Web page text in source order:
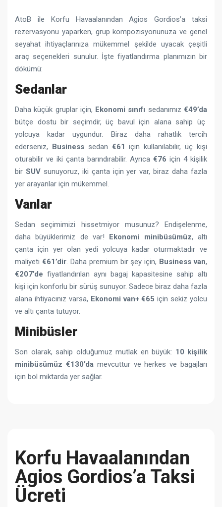
AtoB ile Korfu Havaalanından Agios Gordios’a taksi
rezervasyonu yaparken, grup kompozisyonunuza ve genel
seyahat ihtiyaçlarınıza mükemmel şekilde uyacak çeşitli
araç seçenekleri sunulur. İşte fiyatlandırma planımızın bir
dökümü:
Sedanlar
Daha küçük gruplar için, Ekonomi sınıfı sedanımız€49’da
bütçe dostu bir seçimdir, üç bavul için alana sahip üç
yolcuya kadar uygundur. Biraz daha rahatlık tercih
ederseniz, Businesssedan €61 için kullanılabilir, üç kişi
oturabilir ve iki çanta barındırabilir. Ayrıca €76 için 4 kişilik
bir SUVsunuyoruz, iki çanta için yer var, biraz daha fazla
yer arayanlar için mükemmel.
Vanlar
Sedan seçimimizi hissetmiyor musunuz? Endişelenme,
daha büyüklerimiz de var! Ekonomi minibüsümüz, altı
çanta için yer olan yedi yolcuya kadar oturmaktadır ve
maliyeti €61’dir. Daha premium bir şey için, Business van,
€207’de fiyatlandırılan aynı bagaj kapasitesine sahip altı
kişi için konforlu bir sürüş sunuyor. Sadece biraz daha fazla
alana ihtiyacınız varsa, Ekonomi van+ €65 için sekiz yolcu
ve altı çanta tutuyor.
Minibüsler
Son olarak, sahip olduğumuz mutlak en büyük: 10 kişilik
minibüsümüz €130’da mevcuttur ve herkes ve bagajları
için bol miktarda yer sağlar.
Korfu Havaalanından
Agios Gordios’a Taksi
Ücreti